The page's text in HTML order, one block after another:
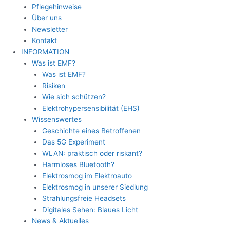
Pflegehinweise
Über uns
Newsletter
Kontakt
INFORMATION
Was ist EMF?
Was ist EMF?
Risiken
Wie sich schützen?
Elektrohypersensibilität (EHS)
Wissenswertes
Geschichte eines Betroffenen
Das 5G Experiment
WLAN: praktisch oder riskant?
Harmloses Bluetooth?
Elektrosmog im Elektroauto
Elektrosmog in unserer Siedlung
Strahlungsfreie Headsets
Digitales Sehen: Blaues Licht
News & Aktuelles